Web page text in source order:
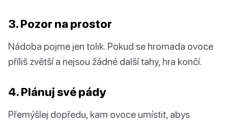
3. Pozor na prostor
Nádoba pojme jen tolik. Pokud se hromada ovoce
příliš zvětší a nejsou žádné další tahy, hra končí.
4. Plánuj své pády
Přemýšlej dopředu, kam ovoce umístit, abys